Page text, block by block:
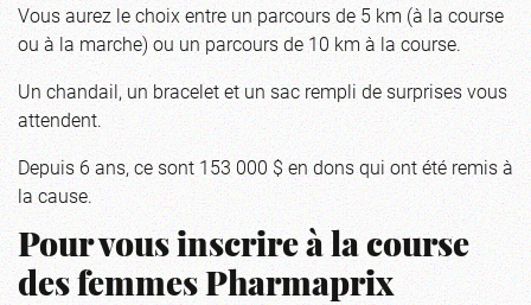
Vous aurez le choix entre un parcours de 5 km (à la course
ou à la marche) ou un parcours de 10 km à la course.
Un chandail, un bracelet et un sac rempli de surprises vous
attendent.
Depuis 6 ans, ce sont 153 000 $ en dons qui ont été remis à
la cause.
Pour vous inscrire à la course
des femmes Pharmaprix